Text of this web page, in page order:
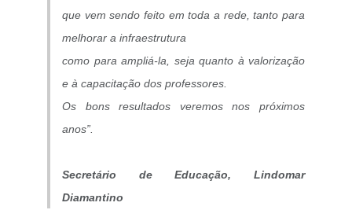
que vem sendo feito em toda a rede, tanto para
melhorar a infraestrutura
como para ampliá-la, seja quanto à valorização
e à capacitação dos professores.
Os bons resultados veremos nos próximos
anos”.
Secretário de Educação, Lindomar
Diamantino